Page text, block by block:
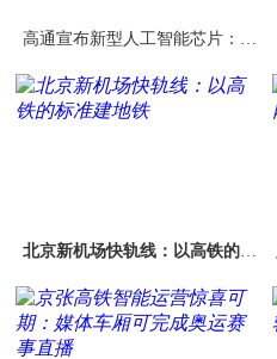
高通宣布新型人工智能芯片：性
北京新机场快轨线：以高铁的标